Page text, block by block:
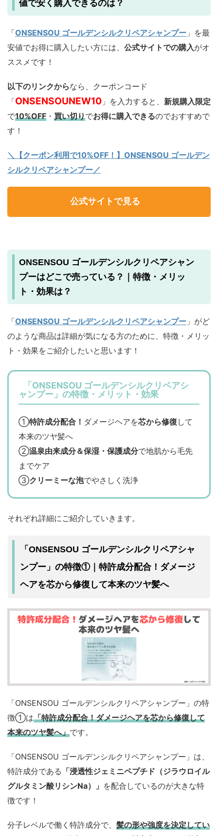
値で安く購入できるのは？
「ONSENSOU ゴールデンシルクリペアシャンプー 」を最
安値でお得に購入したい方には、 公式サイトでの購入がオ
ススメです！
以下のリンクからなら、クーポンコード
「ONSENSOUNEW10 」を入力すると、 新規購入限定
で10%OFF ・ 買い切りでお得に購入できるのでおすすめで
す！
＼【クーポン利用で10%OFF！】ONSENSOU ゴールデン
シルクリペアシャンプー／
公式サイトで見る
ONSENSOU ゴールデンシルクリペアシャン
プーはどこで売っている？｜特徴・メリッ
ト・効果は？
「ONSENSOU ゴールデンシルクリペアシャンプー 」がど
のような商品は詳細が気になる方のために、特徴・メリッ
ト・効果をご紹介したいと思います！
「ONSENSOU ゴールデンシルクリペアシ
ャンプー」の特徴・メリット・効果
①特許成分配合！ ダメージヘアを芯から修復 して
本来のツヤ髪へ
②温泉由来成分＆保湿・保護成分で地肌から毛先
までケア
③クリーミーな泡でやさしく洗浄
それぞれ詳細にご紹介していきます。
「ONSENSOU ゴールデンシルクリペアシャ
ンプー」の特徴①｜特許成分配合！ダメージ
ヘアを芯から修復して本来のツヤ髪へ
「ONSENSOU ゴールデンシルクリペアシャンプー」の特
徴①は「特許成分配合！ダメージヘアを芯から修復して
本来のツヤ髪へ」です。
「ONSENSOU ゴールデンシルクリペアシャンプー」は、
特許成分である 「浸透性ジェミニペプチド（ジラウロイル
グルタミン酸リシンNa）」 を配合しているのが大きな特
徴です！
分子レベルで働く特許成分で、 髪の形や強度を決定してい